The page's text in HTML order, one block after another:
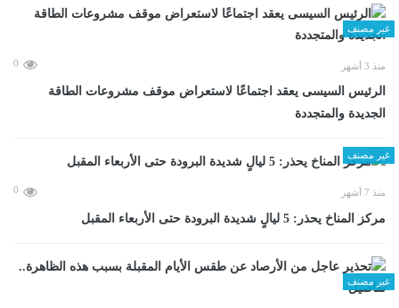
غير مصنف
منذ 3 أشهر 0
الرئيس السيسى يعقد اجتماعًا لاستعراض موقف مشروعات الطاقة
الجديدة والمتجددة
غير مصنف
منذ 7 أشهر 0
مركز المناخ يحذر: 5 ليالٍ شديدة البرودة حتى الأربعاء المقبل
غير مصنف